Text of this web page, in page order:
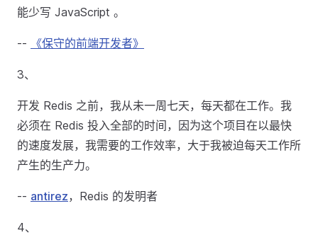
能少写 JavaScript 。
-- 《保守的前端开发者》
3、
开发 Redis 之前，我从未一周七天，每天都在工作。我
必须在 Redis 投入全部的时间，因为这个项目在以最快
的速度发展，我需要的工作效率，大于我被迫每天工作所
产生的生产力。
-- antirez，Redis 的发明者
4、